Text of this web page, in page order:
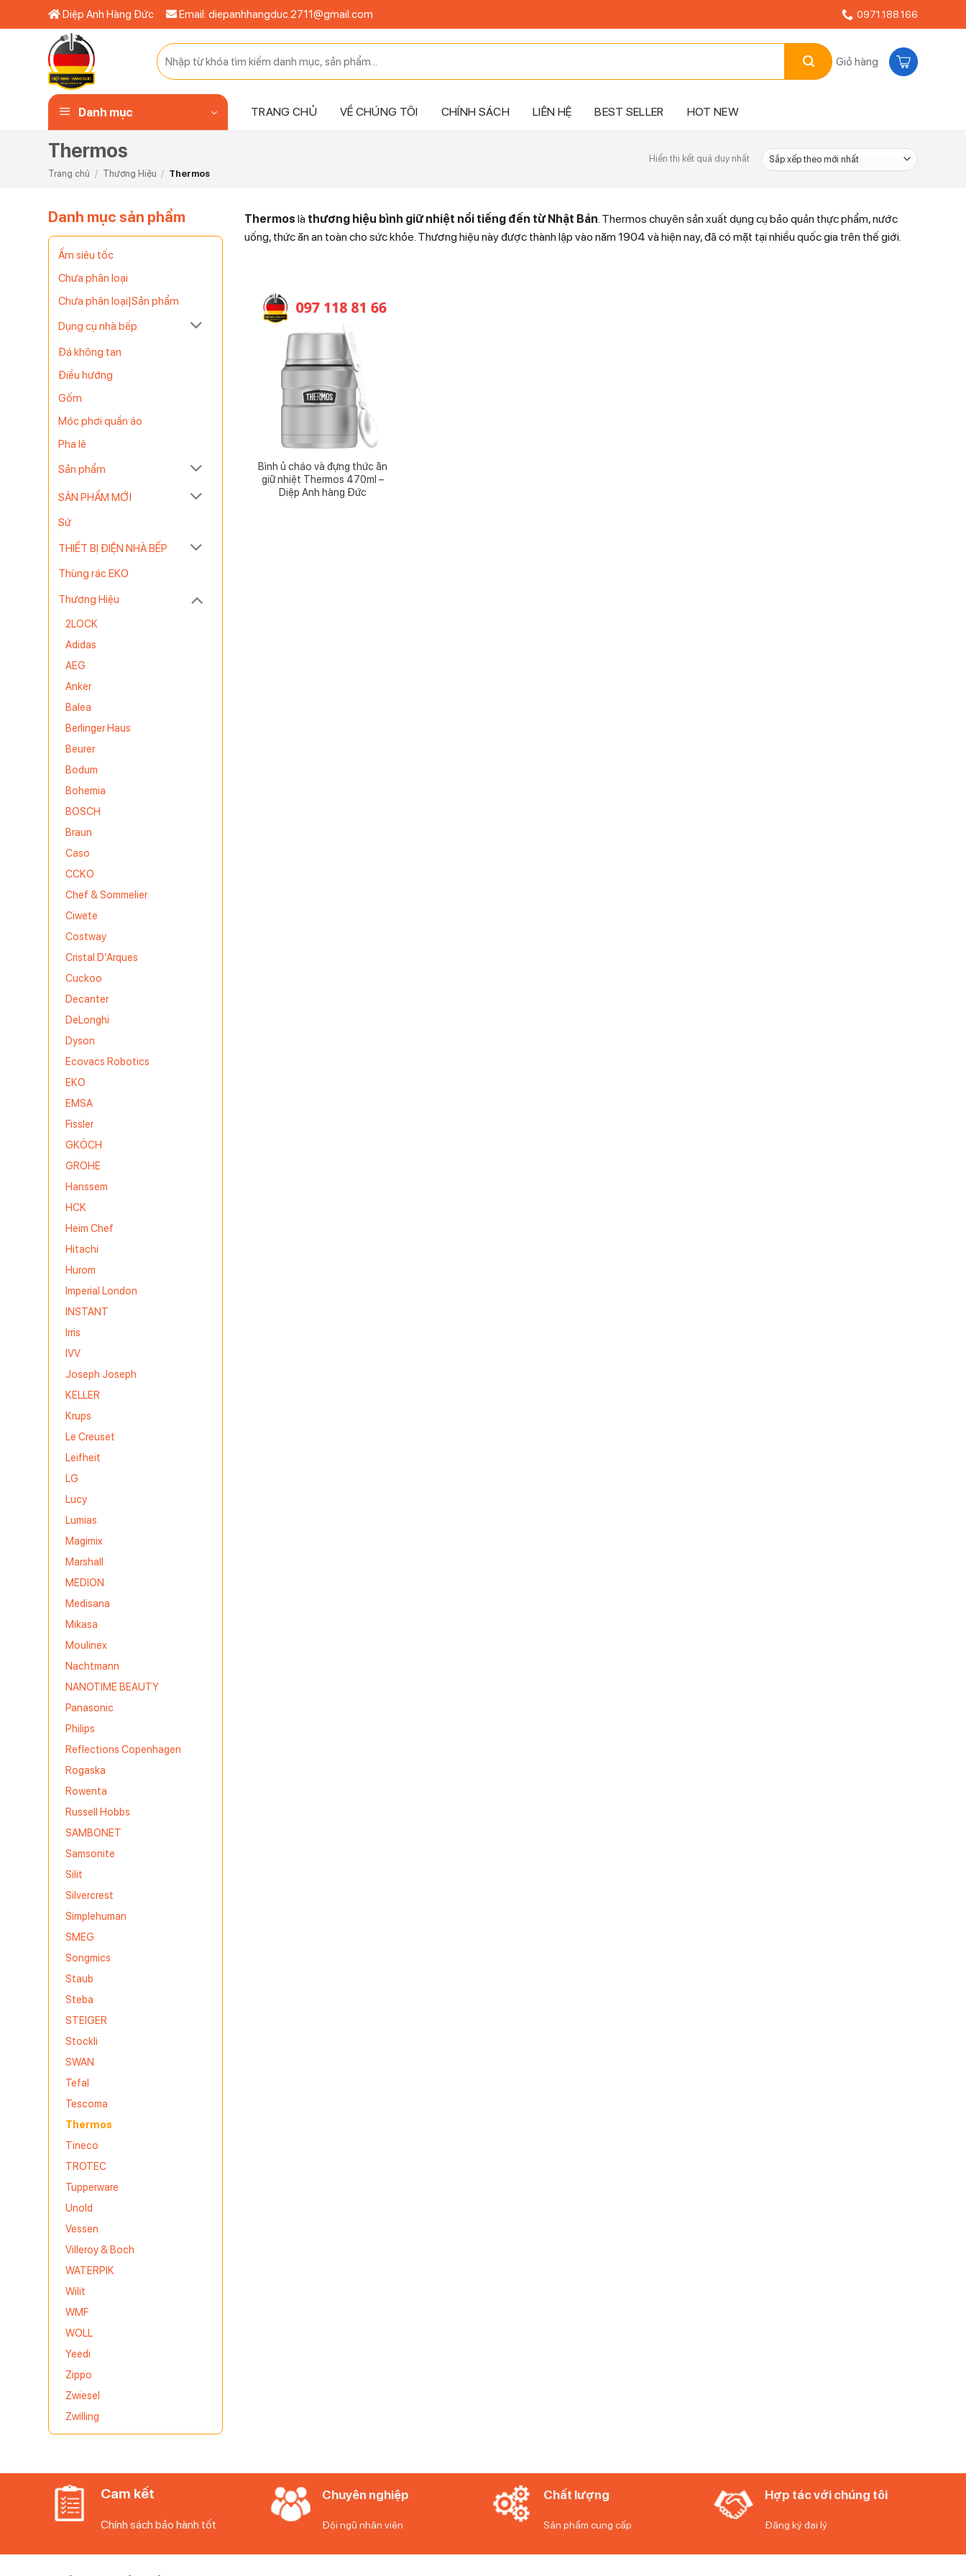
qua
Diệp Anh Hàng Đức Email: diepanhhangduc.2711@gmail.com 0971.188.166
Tìm
kiếm:
Giỏ hàng
Danh mục TRANG CHỦ VỀ CHÚNG TÔI CHÍNH SÁCH LIÊN HỆ BEST SELLER HOT NEW
Thermos
Trang chủ / Thương Hiệu / Thermos
Hiển thị kết quả duy nhất
Danh mục sản phẩm
Ấm siêu tốc
Chưa phân loại
Chưa phân loại|Sản phẩm
Dụng cụ nhà bếp
Đá không tan
Điều hướng
Gốm
Móc phơi quần áo
Pha lê
Sản phẩm
SẢN PHẨM MỚI
Sứ
THIẾT BỊ ĐIỆN NHÀ BẾP
Thùng rác EKO
Thương Hiệu
2LOCK
Adidas
AEG
Anker
Balea
Berlinger Haus
Beurer
Bodum
Bohemia
BOSCH
Braun
Caso
CCKO
Chef & Sommelier
Ciwete
Costway
Cristal D’Arques
Cuckoo
Decanter
DeLonghi
Dyson
Ecovacs Robotics
EKO
EMSA
Fissler
GKÖCH
GROHE
Hanssem
HCK
Heim Chef
Hitachi
Hurom
Imperial London
INSTANT
Irris
IVV
Joseph Joseph
KELLER
Krups
Le Creuset
Leifheit
LG
Lucy
Lumias
Magimix
Marshall
MEDION
Medisana
Mikasa
Moulinex
Nachtmann
NANOTIME BEAUTY
Panasonic
Philips
Reflections Copenhagen
Rogaska
Rowenta
Russell Hobbs
SAMBONET
Samsonite
Silit
Silvercrest
Simplehuman
SMEG
Songmics
Staub
Steba
STEIGER
Stockli
SWAN
Tefal
Tescoma
Thermos
Tineco
TROTEC
Tupperware
Unold
Vessen
Villeroy & Boch
WATERPIK
Wilit
WMF
WOLL
Yeedi
Zippo
Zwiesel
Zwilling
Thermos là thương hiệu bình giữ nhiệt nổi tiếng đến từ Nhật Bản. Thermos chuyên sản xuất dụng cụ bảo quản thực phẩm, nước
uống, thức ăn an toàn cho sức khỏe. Thương hiệu này được thành lập vào năm 1904 và hiện nay, đã có mặt tại nhiều quốc gia trên thế giới.
Bình ủ cháo và đựng thức ăn
giữ nhiệt Thermos 470ml –
Diệp Anh hàng Đức
Cam kết
Chính sách bảo hành tốt
Chuyên nghiệp
Đội ngũ nhân viên
Chất lượng
Sản phẩm cung cấp
Hợp tác với chúng tôi
Đăng ký đại lý